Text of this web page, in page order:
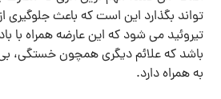
تواند بگذارد این است که باعث جلوگیری از
تیروئید می شود که این عارضه همراه با
باشد که علائم دیگری همچون خستگی،
به همراه دارد.